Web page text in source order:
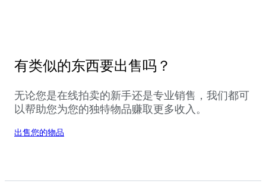
有类似的东西要出售吗？
无论您是在线拍卖的新手还是专业销售，我们都可
以帮助您为您的独特物品赚取更多收入。
出售您的物品